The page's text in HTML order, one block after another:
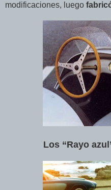
modificaciones, luego
Los “Rayo